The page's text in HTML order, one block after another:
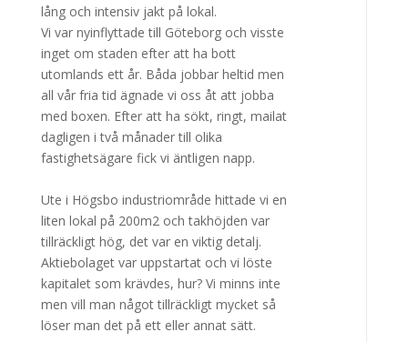
lång och intensiv jakt på lokal.
Vi var nyinflyttade till Göteborg och visste
inget om staden efter att ha bott
utomlands ett år. Båda jobbar heltid men
all vår fria tid ägnade vi oss åt att jobba
med boxen. Efter att ha sökt, ringt, mailat
dagligen i två månader till olika
fastighetsägare fick vi äntligen napp.
Ute i Högsbo industriområde hittade vi en
liten lokal på 200m2 och takhöjden var
tillräckligt hög, det var en viktig detalj.
Aktiebolaget var uppstartat och vi löste
kapitalet som krävdes, hur? Vi minns inte
men vill man något tillräckligt mycket så
löser man det på ett eller annat sätt.